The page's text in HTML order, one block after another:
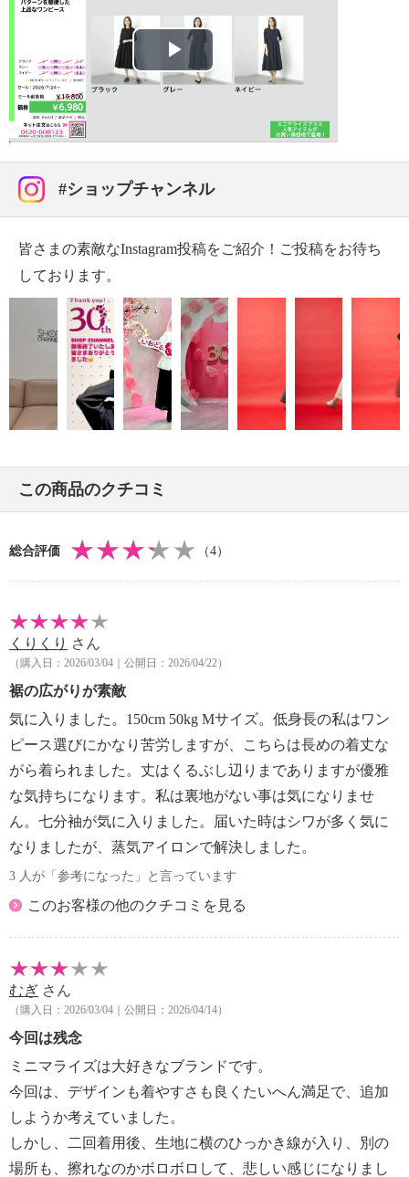
・ドライクリーニング：石油系ドライクリーニング可
・ウエットクリーニング：可
【メンテナンス（ケアラベル）】
・長時間照射による変退色注意
・単品洗い
・水や汗などによる色落ち、色移り注意
・ネット使用
・中国製
Play
#ショップチャンネル
皆さまの素敵なInstagram投稿をご紹介！ご投稿をお待ち
しております。
この商品のクチコミ
総合評価 （4）
くりくり さん
（購入日：2026/03/04｜公開日：2026/04/22）
裾の広がりが素敵
気に入りました。150cm 50kg Mサイズ。低身長の私はワン
ピース選びにかなり苦労しますが、こちらは長めの着丈な
がら着られました。丈はくるぶし辺りまでありますが優雅
な気持ちになります。私は裏地がない事は気になりませ
ん。七分袖が気に入りました。届いた時はシワが多く気に
なりましたが、蒸気アイロンで解決しました。
3 人が「参考になった」と言っています
このお客様の他のクチコミを見る
むぎ さん
（購入日：2026/03/04｜公開日：2026/04/14）
今回は残念
ミニマライズは大好きなブランドです。
今回は、デザインも着やすさも良くたいへん満足で、追加
しようか考えていました。
しかし、二回着用後、生地に横のひっかき線が入り、別の
場所も、擦れなのかボロボロして、悲しい感じになりまし